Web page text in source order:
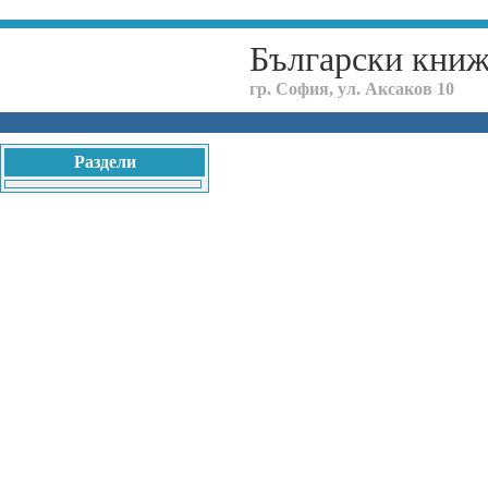
Български
гр. София, ул. Аксаков 10
Раздели